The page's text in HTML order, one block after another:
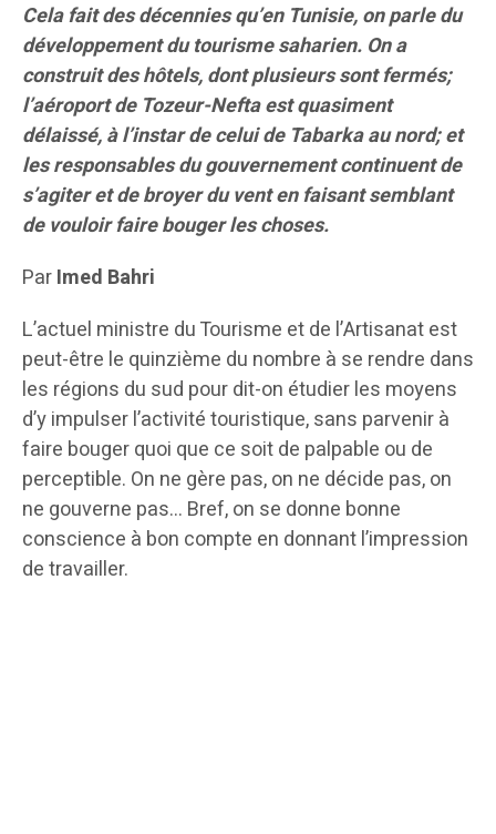
Cela fait des décennies qu’en Tunisie, on parle du
développement du tourisme saharien. On a
construit des hôtels, dont plusieurs sont fermés;
l’aéroport de Tozeur-Nefta est quasiment
délaissé, à l’instar de celui de Tabarka au nord; et
les responsables du gouvernement continuent de
s’agiter et de broyer du vent en faisant semblant
de vouloir faire bouger les choses.
ParImed Bahri
L’actuel ministre du Tourisme et de l’Artisanat est
peut-être le quinzième du nombre à se rendre dans
les régions du sud pour dit-on étudier les moyens
d’y impulser l’activité touristique, sans parvenir à
faire bouger quoi que ce soit de palpable ou de
perceptible. On ne gère pas, on ne décide pas, on
ne gouverne pas… Bref, on se donne bonne
conscience à bon compte en donnant l’impression
de travailler.